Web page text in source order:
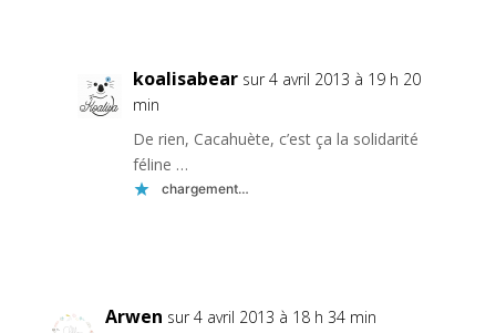
koalisabear sur 4 avril 2013 à 19 h 20
min
De rien, Cacahuète, c’est ça la solidarité
féline …
chargement…
Arwen sur 4 avril 2013 à 18 h 34 min